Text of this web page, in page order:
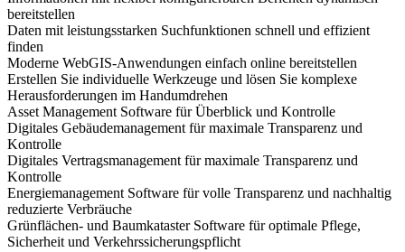
bereitstellen
Daten mit leistungsstarken Suchfunktionen schnell und effizient
finden
Moderne WebGIS-Anwendungen einfach online bereitstellen
Erstellen Sie individuelle Werkzeuge und lösen Sie komplexe
Herausforderungen im Handumdrehen
Asset Management Software für Überblick und Kontrolle
Digitales Gebäudemanagement für maximale Transparenz und
Kontrolle
Digitales Vertragsmanagement für maximale Transparenz und
Kontrolle
Energiemanagement Software für volle Transparenz und nachhaltig
reduzierte Verbräuche
Grünflächen- und Baumkataster Software für optimale Pflege,
Sicherheit und Verkehrssicherungspflicht